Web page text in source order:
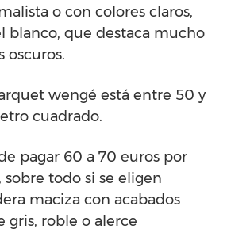
o con colores claros,
blanco, que destaca mucho
oscuros.
wengé está entre 50 y
cuadrado.
pagar 60 a 70 euros por
todo si se eligen
maciza con acabados
gris, roble o alerce